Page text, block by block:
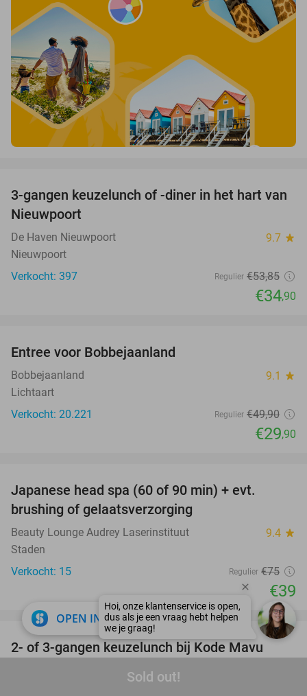
Sold out!
35%
3-gangen keuzelunch of -diner in het hart van
Nieuwpoort
De Haven Nieuwpoort 9.7 star
Nieuwpoort
Verkocht: 397
Regulier €53,85
€34,90
Entree voor Bobbejaanland
Bobbejaanland 9.1 star
Lichtaart
Verkocht: 20.221
Regulier €49,90
€29,90
Japanese head spa (60 of 90 min) + evt.
brushing of gelaatsverzorging
Beauty Lounge Audrey Laserinstituut 9.4 star
Staden
Verkocht: 15
Regulier €75
€39
47%
favorite_border
2- of 3-gangen keuzelunch bij Kode Mavu
OPEN IN APP close